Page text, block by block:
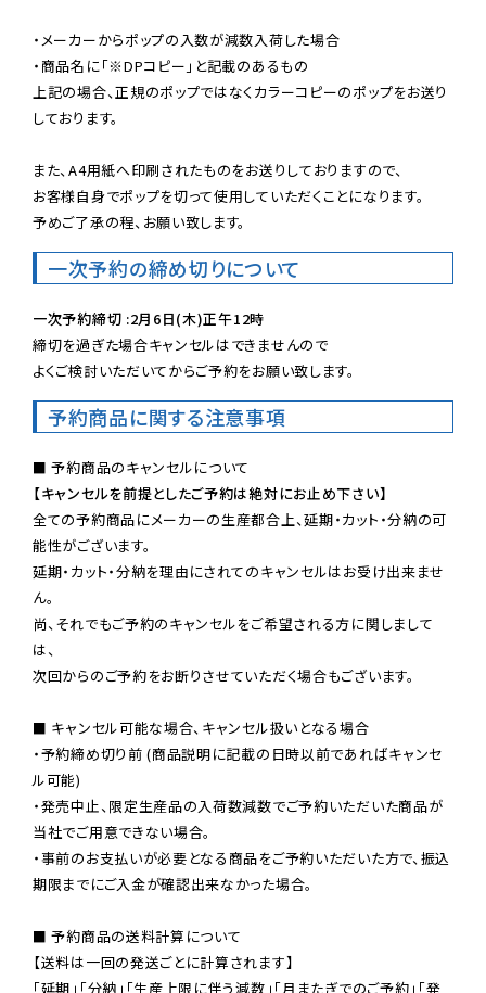
・メーカーからポップの入数が減数入荷した場合
・商品名に「※DPコピー」と記載のあるもの
上記の場合、正規のポップではなくカラーコピーのポップをお送り
しております。
また、A4用紙へ印刷されたものをお送りしておりますので、
お客様自身でポップを切って使用していただくことになります。
予めご了承の程、お願い致します。
一次予約の締め切りについて
一次予約締切 :2月6日(木)正午12時
締切を過ぎた場合キャンセルはできませんので
よくご検討いただいてからご予約をお願い致します。
予約商品に関する注意事項
【キャンセルを前提としたご予約は絶対にお止め下さい】
全ての予約商品にメーカーの生産都合上、延期・カット・分納の可
能性がございます。
延期・カット・分納を理由にされてのキャンセルはお受け出来ませ
ん。
尚、それでもご予約のキャンセルをご希望される方に関しまして
は、
次回からのご予約をお断りさせていただく場合もございます。
■ キャンセル可能な場合、キャンセル扱いとなる場合
・予約締め切り前 (商品説明に記載の日時以前であればキャンセ
ル可能)
・発売中止、限定生産品の入荷数減数でご予約いただいた商品が
当社でご用意できない場合。
・事前のお支払いが必要となる商品をご予約いただいた方で、振込
期限までにご入金が確認出来なかった場合。
■ 予約商品の送料計算について
【送料は一回の発送ごとに計算されます】
「延期」「分納」「生産上限に伴う減数」「月またぎでのご予約」「発